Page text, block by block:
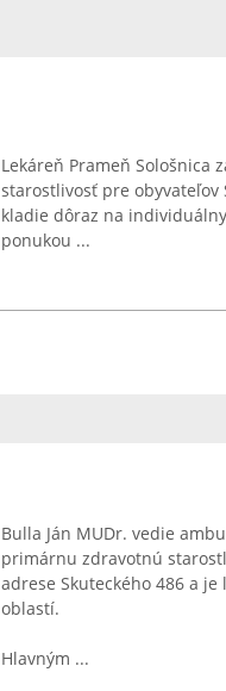
Lekáreň Prameň Sološnica
starostlivosť pre obyvateľov
kladie dôraz na
ponukou ...
Bulla Ján MUDr. vedie
primárnu zdravotnú
adrese Skuteckého 486 a
oblastí.
Hlavným ...